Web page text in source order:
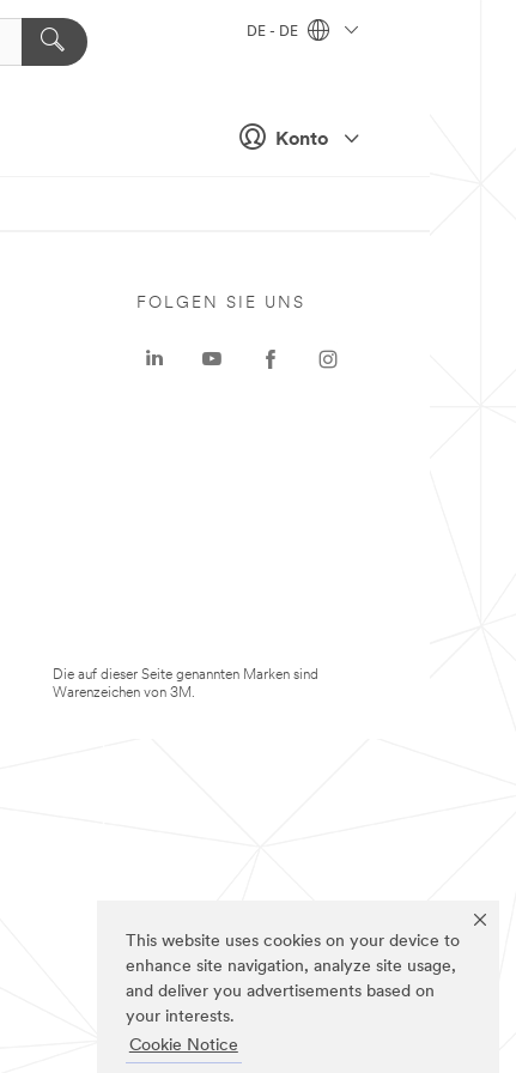
This website uses cookies on your device to
enhance site navigation, analyze site usage,
and deliver you advertisements based on
your interests.
Cookie Notice
Konto
DE - DE
FOLGEN SIE UNS
Die auf dieser Seite genannten Marken sind
Warenzeichen von 3M.